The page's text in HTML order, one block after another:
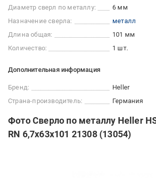
Диаметр сверл по металлу:
6 мм
Назначение сверла:
металл
Длина общая:
101 мм
Количество:
1 шт.
Дополнительная информация
Бренд:
Heller
Страна-производитель:
Германия
Фото Сверло по металлу Heller
RN 6,7х63х101 21308 (13054)